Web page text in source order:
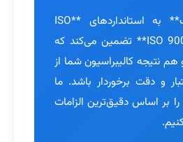
تعهد **ثامن لب** به استانداردهای **ISO
17025** و **ISO 9001** تضمین می‌کند که
نتیجه کالیبراسیون شما از
و دقت برخوردار باشد. ما
بر اساس دقیق‌ترین الزامات